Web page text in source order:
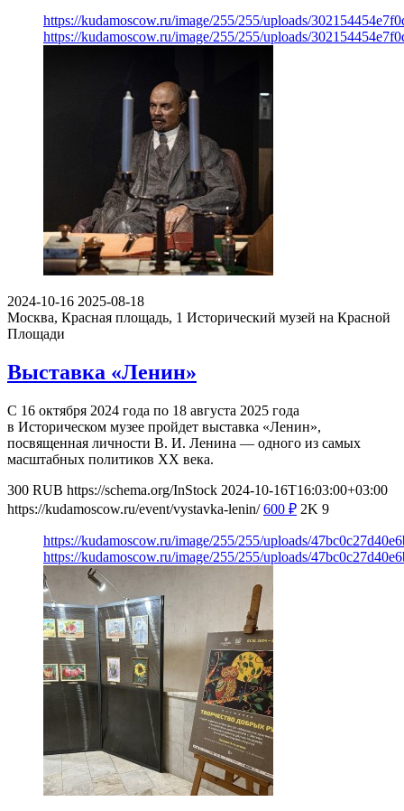
https://kudamoscow.ru/image/255/255/uploads/
https://kudamoscow.ru/image/255/255/uploads/
2024-10-16 2025-08-18
Москва, Красная площадь, 1 Исторический музей на Красной
Площади
Выставка «Ленин»
С 16 октября 2024 года по 18 августа 2025 года
в Историческом музее пройдет выставка «Ленин»,
посвященная личности В. И. Ленина — одного из самых
масштабных политиков ХХ века.
300 RUB https://schema.org/InStock 2024-10-16T16:03:00+03:00
https://kudamoscow.ru/event/vystavka-lenin/ 600 ₽ 2K 9
https://kudamoscow.ru/image/255/255/uploads/
https://kudamoscow.ru/image/255/255/uploads/